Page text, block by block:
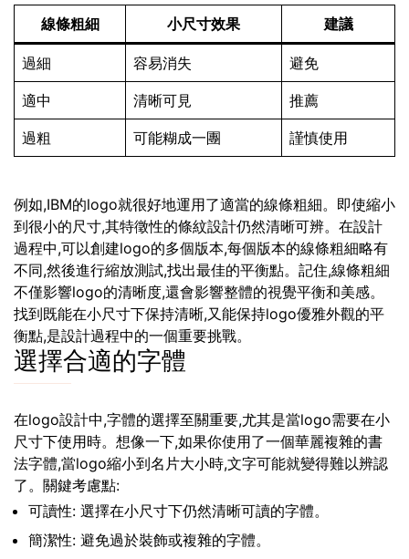
線條粗細 小尺寸效果 建議
過細 容易消失 避免
適中 清晰可見 推薦
過粗 可能糊成一團 謹慎使用
例如,IBM的logo就很好地運用了適當的線條粗細。即使縮小
到很小的尺寸,其特徵性的條紋設計仍然清晰可辨。在設計
過程中,可以創建logo的多個版本,每個版本的線條粗細略有
不同,然後進行縮放測試,找出最佳的平衡點。記住,線條粗細
不僅影響logo的清晰度,還會影響整體的視覺平衡和美感。
找到既能在小尺寸下保持清晰,又能保持logo優雅外觀的平
衡點,是設計過程中的一個重要挑戰。
選擇合適的字體
在logo設計中,字體的選擇至關重要,尤其是當logo需要在小
尺寸下使用時。想像一下,如果你使用了一個華麗複雜的書
法字體,當logo縮小到名片大小時,文字可能就變得難以辨認
了。關鍵考慮點:
可讀性: 選擇在小尺寸下仍然清晰可讀的字體。
簡潔性: 避免過於裝飾或複雜的字體。